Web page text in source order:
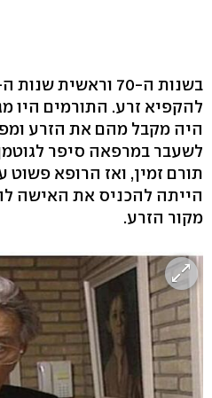
להקפיא זרע. התורמים היו
היה מקבל מהם את הזרע
לשעבר במרפאה סיפר
תורם זמין, ואז הרופא
הייתה להכניס את האישה
מקור הזרע.